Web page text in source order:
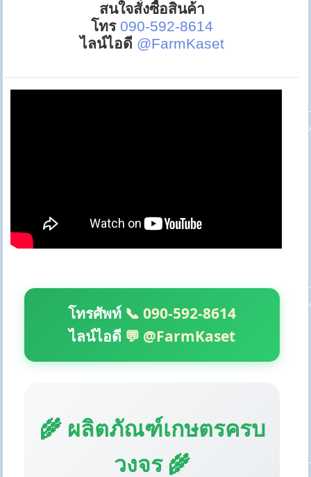
สนใจสั่งซื้อสินค้า
โทร 090-592-8614
ไลน์ไอดี @FarmKaset
โทรศัพท์ 📞 090-592-8614
ไลน์ไอดี 💬 @FarmKaset
🌾 ผลิตภัณฑ์เกษตรครบ
วงจร 🌾